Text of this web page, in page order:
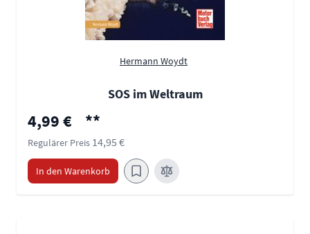
Hermann Woydt
SOS im Weltraum
Sonderpreis
4,99 € **
Regulärer Preis 14,95 €
In den Warenkorb